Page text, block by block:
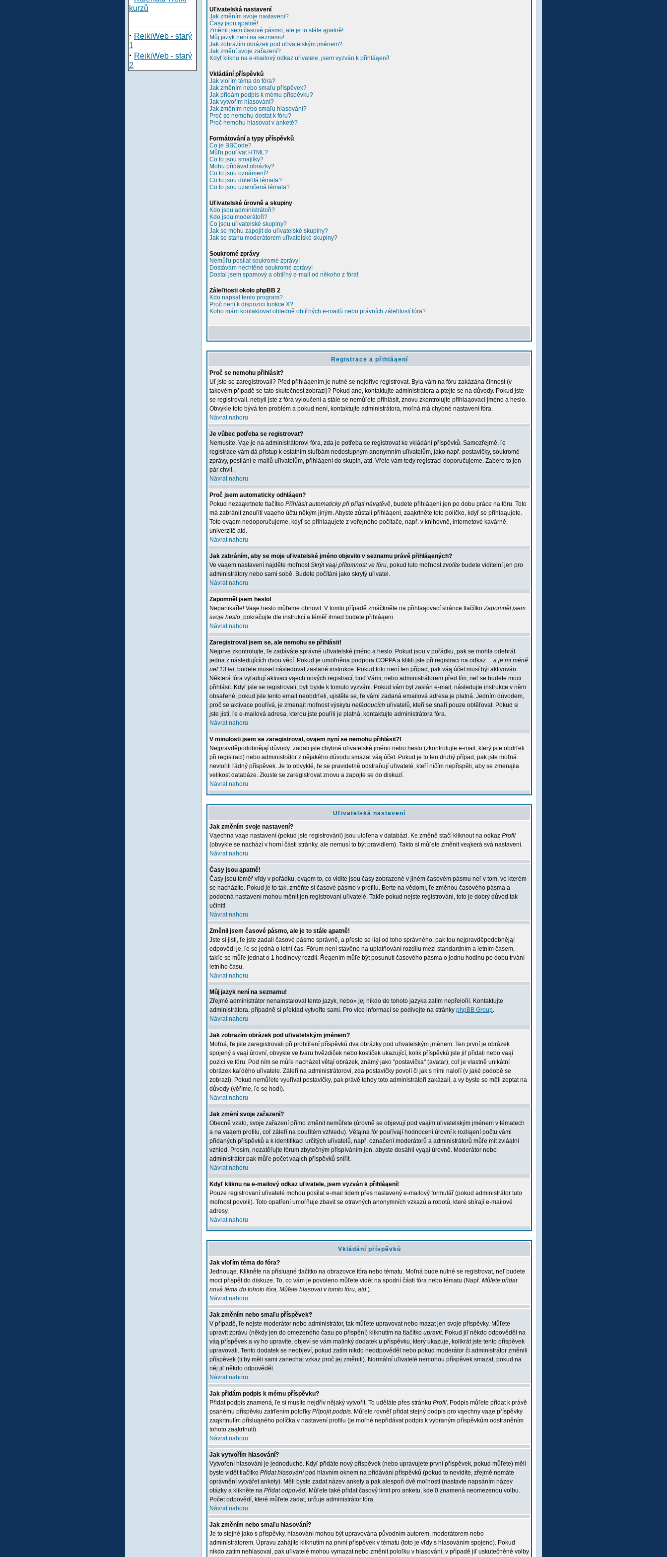
kurzů
· ReikiWeb - starý
1
· ReikiWeb - starý
2
Uľivatelská nastavení
Jak změním svoje nastavení?
Časy jsou ąpatně!
Změnil jsem časové pásmo, ale je to stále ąpatně!
Můj jazyk není na seznamu!
Jak zobrazím obrázek pod uľivatelským jménem?
Jak změní svoje zařazení?
Kdyľ kliknu na e-mailový odkaz uľivatele, jsem vyzván k přihláąení!
Vkládání příspěvků
Jak vloľím téma do fóra?
Jak změním nebo smaľu příspěvek?
Jak přidám podpis k mému příspěvku?
Jak vytvořím hlasování?
Jak změním nebo smaľu hlasování?
Proč se nemohu dostat k fóru?
Proč nemohu hlasovat v anketě?
Formátování a typy příspěvků
Co je BBCode?
Můľu pouľívat HTML?
Co to jsou smajlíky?
Mohu přidávat obrázky?
Co to jsou oznámení?
Co to jsou důleľitá témata?
Co to jsou uzamčená témata?
Uľivatelské úrovně a skupiny
Kdo jsou administrátoři?
Kdo jsou moderátoři?
Co jsou uľivatelské skupiny?
Jak se mohu zapojit do uľivatelské skupiny?
Jak se stanu moderátorem uľivatelské skupiny?
Soukromé zprávy
Nemůľu posílat soukromé zprávy!
Dostávám nechtěné soukromé zprávy!
Dostal jsem spamový a obtíľný e-mail od někoho z fóra!
Záleľitosti okolo phpBB 2
Kdo napsal tento program?
Proč není k dispozici funkce X?
Koho mám kontaktovat ohledně obtíľných e-mailů nebo právních záleľitostí fóra?
Registrace a přihláąení
Proč se nemohu přihlásit?
Uľ jste se zaregistrovali? Před přihláąením je nutné se nejdříve registrovat. Byla vám na fóru zakázána činnost (v
takovém případě se tato skutečnost zobrazí)? Pokud ano, kontaktujte administrátora a ptejte se na důvody. Pokud jste
se registrovali, nebyli jste z fóra vyloučeni a stále se nemůľete přihlásit, znovu zkontrolujte přihlaąovací jméno a heslo.
Obvykle toto bývá ten problém a pokud není, kontaktujte administrátora, moľná má chybné nastavení fóra.
Návrat nahoru
Je vůbec potřeba se registrovat?
Nemusíte. Vąe je na administrátorovi fóra, zda je potřeba se registrovat ke vkládání příspěvků. Samozřejmě, ľe
registrace vám dá přístup k ostatním sluľbám nedostupným anonymním uľivatelům, jako např. postavičky, soukromé
zprávy, posílání e-mailů uľivatelům, přihláąení do skupin, atd. Vřele vám tedy registraci doporučujeme. Zabere to jen
pár chvil.
Návrat nahoru
Proč jsem automaticky odhláąen?
Pokud nezaąkrtnete tlačítko Přihlásit automaticky při příątí návątěvě, budete přihláąeni jen po dobu práce na fóru. Toto
má zabránit zneuľití vaąeho účtu někým jiným. Abyste zůstali přihláąeni, zaąkrtněte toto políčko, kdyľ se přihlaąujete.
Toto ovąem nedoporučujeme, kdyľ se přihlaąujete z veřejného počítače, např. v knihovně, internetové kavárně,
univerzitě atd.
Návrat nahoru
Jak zabráním, aby se moje uľivatelské jméno objevilo v seznamu právě přihláąených?
Ve vaąem nastavení najděte moľnostSkrýt vaąi přítomnost ve fóru, pokud tuto moľnostzvolíte budete viditelní jen pro
administrátory nebo sami sobě. Budete počítáni jako skrytý uľivatel.
Návrat nahoru
Zapomněl jsem heslo!
Nepanikařte! Vaąe heslo můľeme obnovit. V tomto případě zmáčkněte na přihlaąovací stránce tlačítkoZapomněl jsem
svoje heslo, pokračujte dle instrukcí a téměř ihned budete přihláąeni
Návrat nahoru
Zaregistroval jsem se, ale nemohu se přihlásit!
Nejprve zkontrolujte, ľe zadáváte správné uľivatelské jméno a heslo. Pokud jsou v pořádku, pak se mohla odehrát
jedna z následujících dvou věcí. Pokud je umoľněna podpora COPPA a klikli jste při registraci na odkaz ... a je mi méně
neľ 13 let, budete muset následovat zaslané instrukce. Pokud toto není ten případ, pak váą účet musí být aktivován.
Některá fóra vyľadují aktivaci vąech nových registrací, buď Vámi, nebo administrátorem před tím, neľ se budete moci
přihlásit. Kdyľ jste se registrovali, byli byste k tomuto vyzváni. Pokud vám byl zaslán e-mail, následujte instrukce v něm
obsaľené, pokud jste tento email neobdrľeli, ujistěte se, ľe vámi zadaná emailová adresa je platná. Jedním důvodem,
proč se aktivace pouľívá, je zmenąit moľnost výskytu neľádoucích uľivatelů, kteří se snaľí pouze obtěľovat. Pokud si
jste jisti, ľe e-mailová adresa, kterou jste pouľili je platná, kontaktujte administrátora fóra.
Návrat nahoru
V minulosti jsem se zaregistroval, ovąem nyní se nemohu přihlásit?!
Nejpravděpodobnějąí důvody: zadali jste chybné uľivatelské jméno nebo heslo (zkontrolujte e-mail, který jste obdrľeli
při registraci) nebo administrátor z nějakého důvodu smazal váą účet. Pokud je to ten druhý případ, pak jste moľná
nevloľili ľádný příspěvek. Je to obvyklé, ľe se pravidelně odstraňují uľivatelé, kteří ničím nepřispěli, aby se zmenąila
velikost databáze. Zkuste se zaregistrovat znovu a zapojte se do diskuzí.
Návrat nahoru
Uľivatelská nastavení
Jak změním svoje nastavení?
Vąechna vaąe nastavení (pokud jste registrováni) jsou uloľena v databázi. Ke změně stačí kliknout na odkaz Profil
(obvykle se nachází v horní části stránky, ale nemusí to být pravidlem). Takto si můľete změnit veąkerá svá nastavení.
Návrat nahoru
Časy jsou ąpatně!
Časy jsou téměř vľdy v pořádku, ovąem to, co vidíte jsou časy zobrazené v jiném časovém pásmu neľ v tom, ve kterém
se nacházíte. Pokud je to tak, změňte si časové pásmo v profilu. Berte na vědomí, ľe změnou časového pásma a
podobná nastavení mohou měnit jen registrovaní uľivatelé. Takľe pokud nejste registrováni, toto je dobrý důvod tak
učinit!
Návrat nahoru
Změnil jsem časové pásmo, ale je to stále ąpatně!
Jste si jisti, ľe jste zadali časové pásmo správně, a přesto se liąí od toho správného, pak tou nejpravděpodobnějąí
odpovědí je, ľe se jedná o letní čas. Fórum není stavěno na uplatňování rozdílu mezi standardním a letním časem,
takľe se můľe jednat o 1 hodinový rozdíl. Řeąením můľe být posunutí časového pásma o jednu hodinu po dobu trvání
letního času.
Návrat nahoru
Můj jazyk není na seznamu!
Zřejmě administrátor nenainstaloval tento jazyk, nebo» jej nikdo do tohoto jazyka zatím nepřeloľil. Kontaktujte
administrátora, případně si překlad vytvořte sami. Pro více informací se podívejte na stránky phpBB Group.
Návrat nahoru
Jak zobrazím obrázek pod uľivatelským jménem?
Moľná, ľe jste zaregistrovali při prohlíľení příspěvků dva obrázky pod uľivatelským jménem. Ten první je obrázek
spojený s vaąí úrovní, obvykle ve tvaru hvězdiček nebo kostiček ukazující, kolik příspěvků jste jiľ přidali nebo vaąí
pozici ve fóru. Pod ním se můľe nacházet větąí obrázek, známý jako "postavička" (avatar), coľ je vlastně unikátní
obrázek kaľdého uľivatele. Záleľí na administrátorovi, zda postavičky povolí či jak s nimi naloľí (v jaké podobě se
zobrazí). Pokud nemůľete vyuľívat postavičky, pak právě tehdy toto administrátoři zakázali, a vy byste se měli zeptat na
důvody (věříme, ľe se hodí).
Návrat nahoru
Jak změní svoje zařazení?
Obecně vzato, svoje zařazení přímo změnit nemůľete (úrovně se objevují pod vaąím uľivatelským jménem v tématech
a na vaąem profilu, coľ záleľí na pouľitém vzhledu). Větąina fór pouľívají hodnocení úrovní k rozliąení počtu vámi
přidaných příspěvků a k identifikaci určitých uľivatelů, např. označení moderátorů a administrátorů můľe mít zvláątní
vzhled. Prosím, nezatěľujte fórum zbytečným přispíváním jen, abyste dosáhli vyąąí úrovně. Moderátor nebo
administrátor pak můľe počet vaąich příspěvků sníľit.
Návrat nahoru
Kdyľ kliknu na e-mailový odkaz uľivatele, jsem vyzván k přihláąení!
Pouze registrovaní uľivatelé mohou posílat e-mail lidem přes nastavený e-mailový formulář (pokud administrátor tuto
moľnost povolil). Toto opatření umoľňuje zbavit se otravných anonymních vzkazů a robotů, které sbírají e-mailové
adresy.
Návrat nahoru
Vkládání příspěvků
Jak vloľím téma do fóra?
Jednouąe. Klikněte na přísluąné tlačítko na obrazovce fóra nebo tématu. Moľná bude nutné se registrovat, neľ budete
moci přispět do diskuze. To, co vám je povoleno můľete vidět na spodní části fóra nebo tématu (Např. Můľete přidat
nová téma do tohoto fóra, Můľete hlasovat v tomto fóru, atd.).
Návrat nahoru
Jak změním nebo smaľu příspěvek?
V případě, ľe nejste moderátor nebo administrátor, tak můľete upravovat nebo mazat jen svoje příspěvky. Můľete
upravit zprávu (někdy jen do omezeného času po přispění) kliknutím na tlačítko upravit. Pokud jiľ někdo odpověděl na
váą příspěvek a vy ho upravíte, objeví se vám malinký dodatek u příspěvku, který ukazuje, kolikrát jste tento příspěvek
upravovali. Tento dodatek se neobjeví, pokud zatím nikdo neodpověděl nebo pokud moderátor či administrátor změnili
příspěvek (ti by měli sami zanechat vzkaz proč jej změnili). Normální uľivatelé nemohou příspěvek smazat, pokud na
něj jiľ někdo odpověděl.
Návrat nahoru
Jak přidám podpis k mému příspěvku?
Přidat podpis znamená, ľe si musíte nejdřív nějaký vytvořit. To uděláte přes stránku Profil. Podpis můľete přidat k právě
psanému příspěvku zatrľením poloľky Připojit podpis. Můľete rovněľ přidat stejný podpis pro vąechny vaąe příspěvky
zaąkrtnutím přísluąného políčka v nastavení profilu (je moľné nepřidávat podpis k vybraným příspěvkům odstraněním
tohoto zaąkrtnutí).
Návrat nahoru
Jak vytvořím hlasování?
Vytvoření hlasování je jednoduché. Kdyľ přidáte nový příspěvek (nebo upravujete první příspěvek, pokud můľete) měli
byste vidět tlačítko Přidat hlasování pod hlavním oknem na přidávání příspěvků (pokud to nevidíte, zřejmě nemáte
oprávnění vytvářet ankety). Měli byste zadat název ankety a pak alespoň dvě moľnosti (nastavte napsáním název
otázky a klikněte na Přidat odpověď. Můľete také přidat časový limit pro anketu, kde 0 znamená neomezenou volbu.
Počet odpovědí, které můľete zadat, určuje administrátor fóra.
Návrat nahoru
Jak změním nebo smaľu hlasování?
Je to stejné jako s příspěvky, hlasování mohou být upravována původním autorem, moderátorem nebo
administrátorem. Úpravu zahájíte kliknutím na první příspěvek v tématu (toto je vľdy s hlasováním spojeno). Pokud
nikdo zatím nehlasoval, pak uľivatelé mohou vymazat nebo změnit poloľku v hlasování, v případě jiľ uskutečněné volby